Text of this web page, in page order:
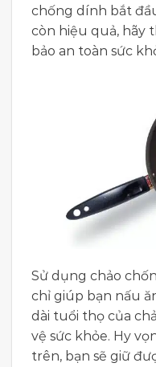
chống dính bắt
còn hiệu quả, hãy
bảo an toàn sức
Sử dụng chảo
chỉ giúp bạn nấu
dài tuổi thọ của
vệ sức khỏe. Hy
trên, bạn sẽ giữ